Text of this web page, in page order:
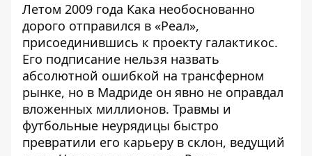
Летом 2009 года Кака необоснованно
дорого отправился в «Реал»,
присоединившись к проекту галактикос.
Его подписание нельзя назвать
абсолютной ошибкой на трансферном
рынке, но в Мадриде он явно не оправдал
вложенных миллионов. Травмы и
футбольные неурядицы быстро
превратили его карьеру в склон, ведущий